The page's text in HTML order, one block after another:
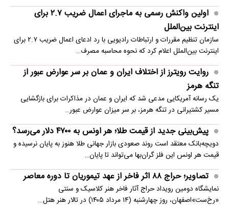
اولین واکنش رسمی به ماجرای اعمال ضریب ۲.۷ برای
اینترنت بین‌الملل
سازمان تنظیم مقررات و ارتباطات رادیویی با رد ادعای اعمال ضریب ۲.۷ برای
اینترنت بین‌الملل اعلام کرد که نحوه محاسبه مصرف…
روایت رویترز از اختلاف ایران و عمان بر سر عوارض عبور از
تنگه هرمز
یک رسانه آمریکایی مدعی شد که ایران و عمان در مذاکرات برای بازگشایی
مسیر کشتیرانی در تنگه هرمز، بر سر میزان عوارض عبور…
پیش‌بینی جدید از قیمت طلا؛ هر اونس به ۴۷۰۰ دلار می‌رسد؟
دویچه‌بانک معتقد است روند صعودی بازار جهانی طلا هنوز به پایان نرسیده و
قیمت هر اونس این فلز گران‌بها می‌تواند تا پایان…
تصاویر؛ حراج ۸۸ اثر فاخر از عهد تیموریان تا دوره معاصر
نمایشگاه دومین رویداد حراج آثار فاخر هنر کلاسیک و سنتی
«رخ‌ست»اصفهان، روز چهارشنبه (۱۴ مرداد ۱۴۰۵) در تالار هنر هتل…